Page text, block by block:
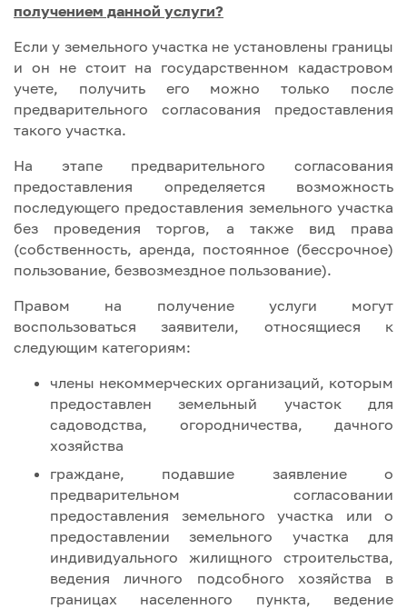
получением данной услуги?
Если у земельного участка не установлены границы
и он не стоит на государственном кадастровом
учете, получить его можно только после
предварительного согласования предоставления
такого участка.
На этапе предварительного согласования
предоставления определяется возможность
последующего предоставления земельного участка
без проведения торгов, а также вид права
(собственность, аренда, постоянное (бессрочное)
пользование, безвозмездное пользование).
Правом на получение услуги могут
воспользоваться заявители, относящиеся к
следующим категориям:
члены некоммерческих организаций, которым
предоставлен земельный участок для
садоводства, огородничества, дачного
хозяйства
граждане, подавшие заявление о
предварительном согласовании
предоставления земельного участка или о
предоставлении земельного участка для
индивидуального жилищного строительства,
ведения личного подсобного хозяйства в
границах населенного пункта, ведение